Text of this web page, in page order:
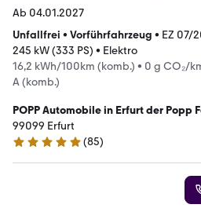
Ab 04.01.2027
Unfallfrei • Vorführfahrzeug • EZ 07/
245 kW (333 PS) • Elektro
16,2 kWh/100km (komb.) • 0 g CO₂/
A (komb.)
POPP Automobile in Erfurt der Popp
99099 Erfurt
5 Sterne
(85)